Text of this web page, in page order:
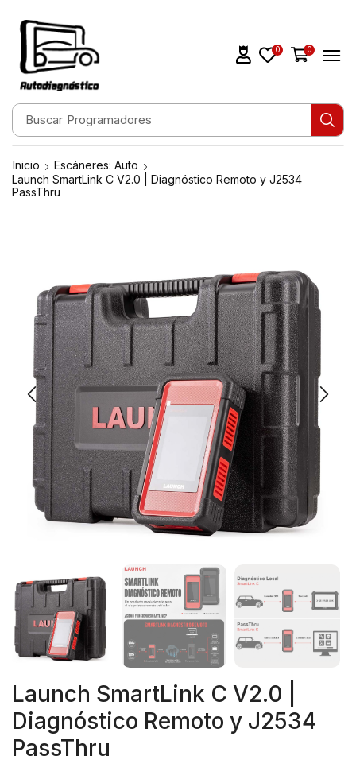
Buscar Escáneres
0 0
Inicio
Escáneres: Auto
Launch SmartLink C V2.0 | Diagnóstico Remoto y J2534
PassThru
Launch SmartLink C V2.0 |
Diagnóstico Remoto y J2534
PassThru